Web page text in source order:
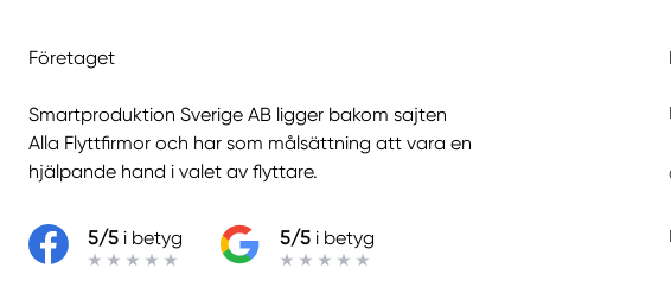
Företaget
Smartproduktion Sverige AB ligger bakom sajten
Alla Flyttfirmor och har som målsättning att vara en
hjälpande hand i valet av flyttare.
5/5 i betyg 5/5 i betyg